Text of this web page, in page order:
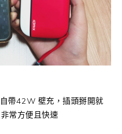
帶42W 壁充，插頭掰開就
常方便且快速